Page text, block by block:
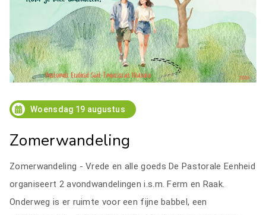
Woensdag 19 augustus
Zomerwandeling
Zomerwandeling - Vrede en alle goeds De Pastorale Eenheid
organiseert 2 avondwandelingen i.s.m. Ferm en Raak.
Onderweg is er ruimte voor een fijne babbel, een